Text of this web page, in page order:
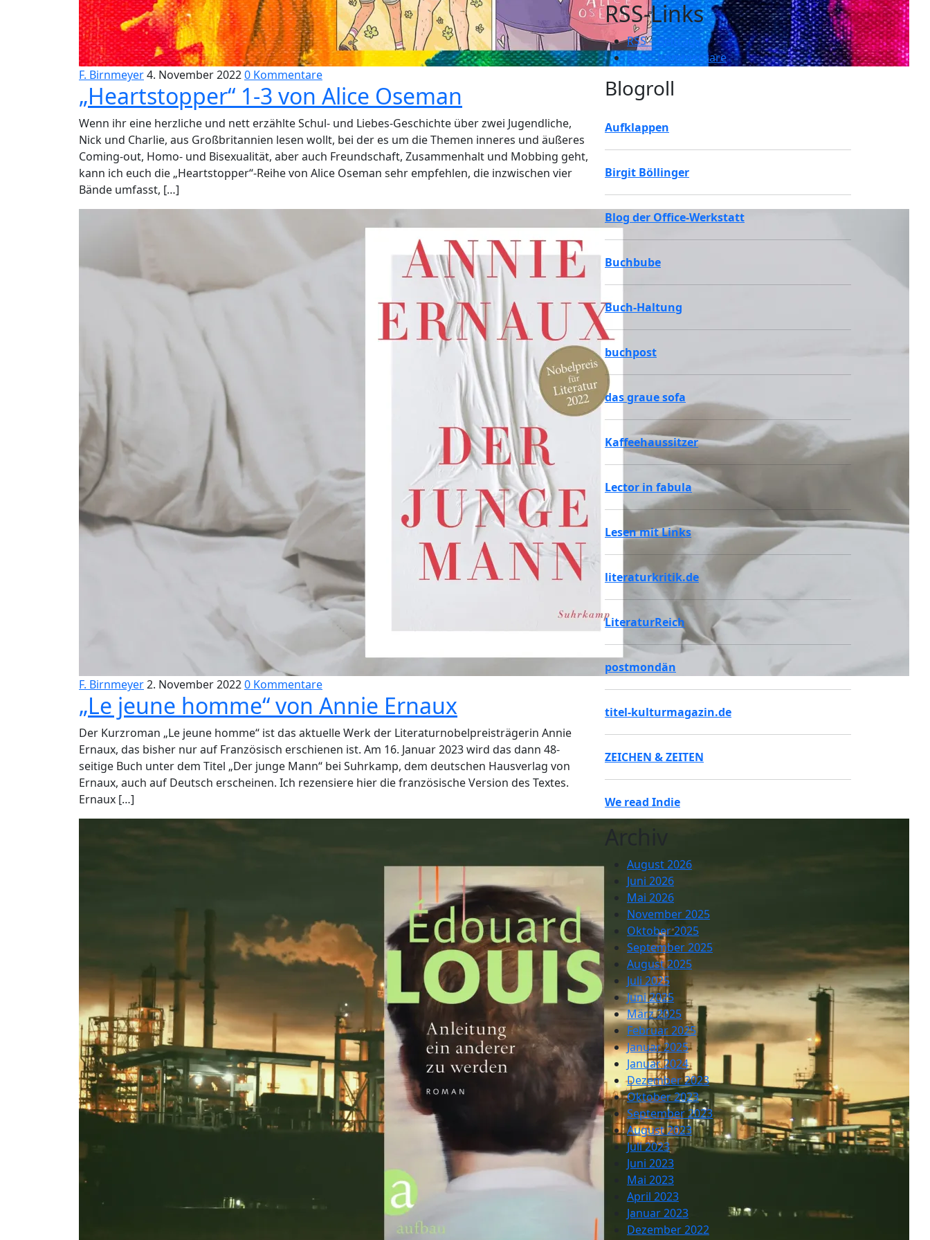
F. Birnmeyer4. November 20220 Kommentare
„Heartstopper“ 1-3 von Alice Oseman
Wenn ihr eine herzliche und nett erzählte Schul- und Liebes-Geschichte über zwei Jugendliche,
Nick und Charlie, aus Großbritannien lesen wollt, bei der es um die Themen inneres und äußeres
Coming-out, Homo- und Bisexualität, aber auch Freundschaft, Zusammenhalt und Mobbing geht,
kann ich euch die „Heartstopper“-Reihe von Alice Oseman sehr empfehlen, die inzwischen vier
Bände umfasst, […]
F. Birnmeyer2. November 20220 Kommentare
„Le jeune homme“ von Annie Ernaux
Der Kurzroman „Le jeune homme“ ist das aktuelle Werk der Literaturnobelpreisträgerin Annie
Ernaux, das bisher nur auf Französisch erschienen ist. Am 16. Januar 2023 wird das dann 48-
seitige Buch unter dem Titel „Der junge Mann“ bei Suhrkamp, dem deutschen Hausverlag von
Ernaux, auch auf Deutsch erscheinen. Ich rezensiere hier die französische Version des Textes.
Ernaux […]
RSS-Links
RSS – Beiträge
RSS – Kommentare
Blogroll
Aufklappen
Birgit Böllinger
Blog der Office-Werkstatt
Buchbube
Buch-Haltung
buchpost
das graue sofa
Kaffeehaussitzer
Lector in fabula
Lesen mit Links
literaturkritik.de
LiteraturReich
postmondän
titel-kulturmagazin.de
ZEICHEN & ZEITEN
We read Indie
Archiv
August 2026
Juni 2026
Mai 2026
November 2025
Oktober 2025
September 2025
August 2025
Juli 2025
Juni 2025
März 2025
Februar 2025
Januar 2025
Januar 2024
Dezember 2023
Oktober 2023
September 2023
August 2023
Juli 2023
Juni 2023
Mai 2023
April 2023
Januar 2023
Dezember 2022